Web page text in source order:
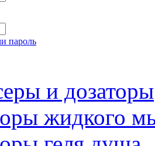
пароль
и дозаторы
жидкого